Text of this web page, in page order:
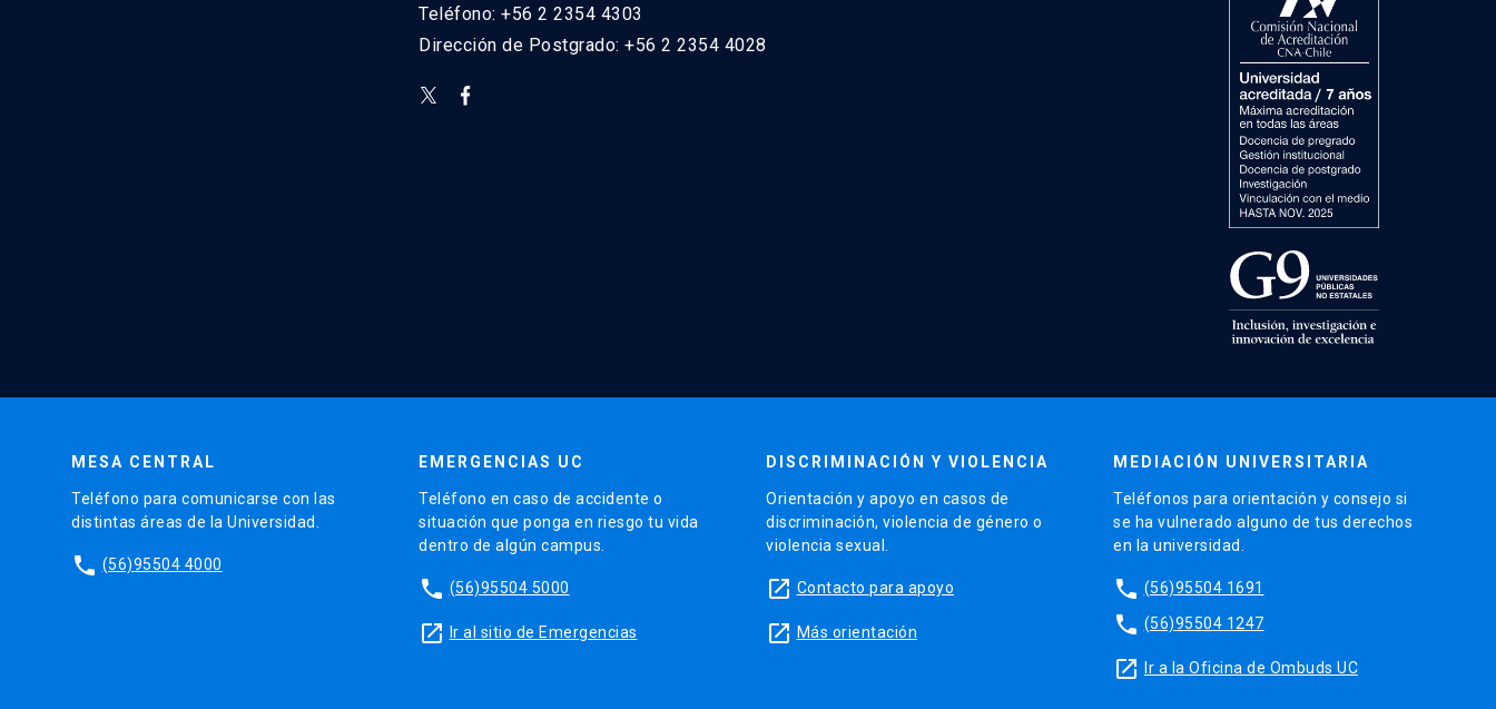
Teléfono: +56 2 2354 4303
Dirección de Postgrado: +56 2 2354 4028
MESA CENTRAL
Teléfono para comunicarse con las
distintas áreas de la Universidad.
phone (56)95504 4000
EMERGENCIAS UC
Teléfono en caso de accidente o
situación que ponga en riesgo tu vida
dentro de algún campus.
phone (56)95504 5000
launch Ir al sitio de Emergencias
DISCRIMINACIÓN Y VIOLENCIA
Orientación y apoyo en casos de
discriminación, violencia de género o
violencia sexual.
launch Contacto para apoyo
launch Más orientación
MEDIACIÓN UNIVERSITARIA
Teléfonos para orientación y consejo si
se ha vulnerado alguno de tus derechos
en la universidad.
phone (56)95504 1691
phone (56)95504 1247
launch Ir a la Oficina de Ombuds UC